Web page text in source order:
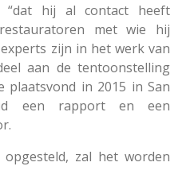
hij al contact heeft
met wie hij
zijn in het werk van
aan de tentoonstelling
plaatsvond in 2015 in San
een rapport en een
zal het worden